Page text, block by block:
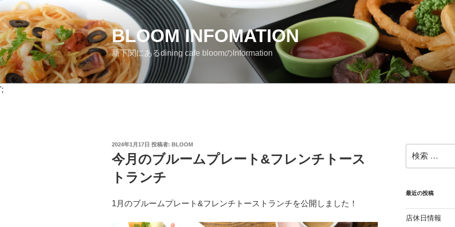
ン
テ
ン
ツ
へ
ス
キ
BLOOM INFOMATION
新下関にあるdining cafe bloomのInformation
';
投
日:
2024年1月17日 投稿者: BLOOM
今月のブルームプレート&フレンチトース
トランチ
1月のブルームプレート&フレンチトーストランチを公開しました！
索:
最近の投稿
店休日情報